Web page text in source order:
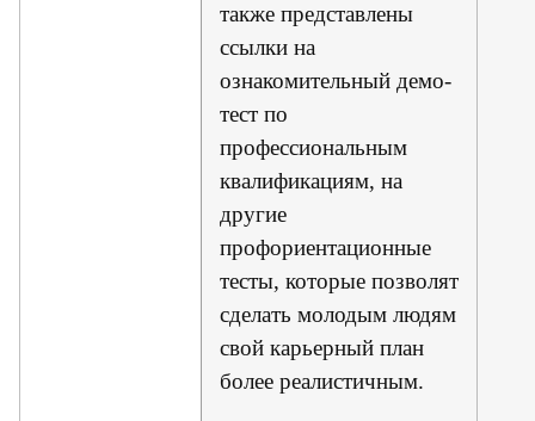
также представлены
ссылки на
ознакомительный демо-
тест по
профессиональным
квалификациям, на
другие
профориентационные
тесты, которые позволят
сделать молодым людям
свой карьерный план
более реалистичным.